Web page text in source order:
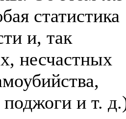
статистика
и, так
несчастных
поджоги и т.